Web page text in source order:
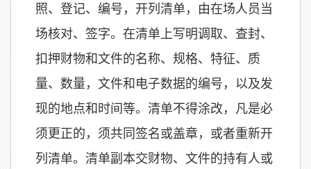
照、登记、编号，开列清单，由在场人员当
场核对、签字。在清单上写明调取、查封、
扣押财物和文件的名称、规格、特征、质
量、数量，文件和电子数据的编号，以及发
现的地点和时间等。清单不得涂改，凡是必
须更正的，须共同签名或盖章，或者重新开
列清单。清单副本交财物、文件的持有人或